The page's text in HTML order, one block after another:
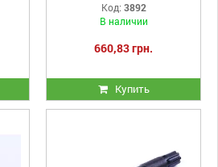
Код: 3892
В наличии
660,83 грн.
Купить